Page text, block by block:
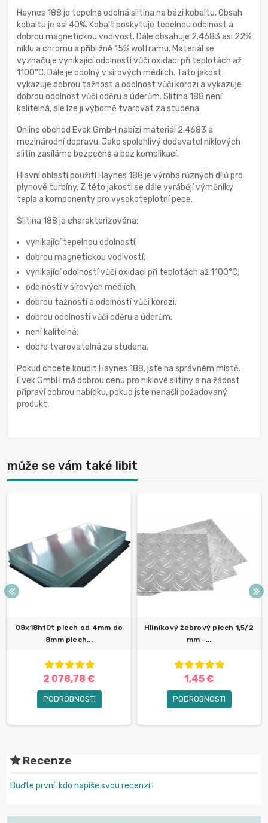
Haynes 188 je tepelně odolná slitina na bázi kobaltu. Obsah
kobaltu je asi 40%. Kobalt poskytuje tepelnou odolnost a
dobrou magnetickou vodivost. Dále obsahuje 2.4683 asi 22%
niklu a chromu a přibližně 15% wolframu. Materiál se
vyznačuje vynikající odolností vůči oxidaci při teplotách až
1100°C. Dále je odolný v sírových médiích. Tato jakost
vykazuje dobrou tažnost a odolnost vůči korozi a vykazuje
dobrou odolnost vůči oděru a úderům. Slitina 188 není
kalitelná, ale lze ji výborně tvarovat za studena.
Online obchod Evek GmbH nabízí materiál 2.4683 a
mezinárodní dopravu. Jako spolehlivý dodavatel niklových
slitin zasíláme bezpečně a bez komplikací.
Hlavní oblastí použití Haynes 188 je výroba různých dílů pro
plynové turbíny. Z této jakosti se dále vyrábějí výměníky
tepla a komponenty pro vysokoteplotní pece.
Slitina 188 je charakterizována:
vynikající tepelnou odolností;
dobrou magnetickou vodivostí;
vynikající odolností vůči oxidaci při teplotách až 1100°C;
odolností v sírových médiích;
dobrou tažností a odolností vůči korozi;
dobrou odolností vůči oděru a úderům;
není kalitelná;
dobře tvarovatelná za studena.
Pokud chcete koupit Haynes 188, jste na správném místě.
Evek GmbH má dobrou cenu pro niklové slitiny a na žádost
připraví dobrou nabídku, pokud jste nenašli požadovaný
produkt.
může se vám také libit
08x18h10t plech od 4mm do
8mm plech...
2 078,78 €
PODROBNOSTI
Hliníkový žebrový plech 1,5/2
mm -...
1,45 €
PODROBNOSTI
Recenze
Buďte první, kdo napíše svou recenzi !